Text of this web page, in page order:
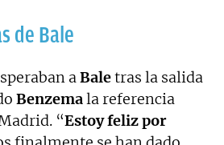
de Bale
aBaletras la salida
Benzemala referencia
“Estoy feliz por